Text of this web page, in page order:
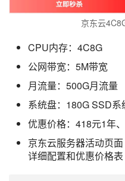
京东云
CPU内存：4C8G
公网带宽：5M带宽
月流量：500G月流量
系统盘：180G SSD系
优惠价格：418元1年
京东云服务器活动页面
详细配置和优惠价格表